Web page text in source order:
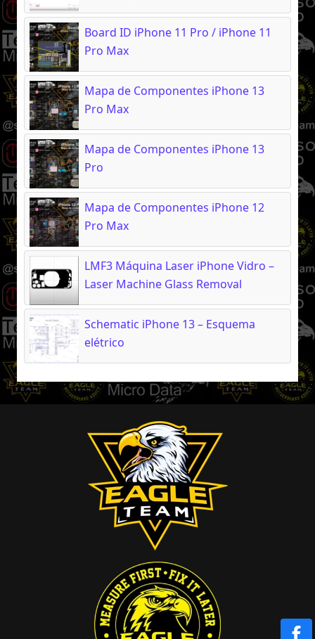
Board ID iPhone 11 Pro / iPhone 11
Pro Max
Mapa de Componentes iPhone 13
Pro Max
Mapa de Componentes iPhone 13
Pro
Mapa de Componentes iPhone 12
Pro Max
LMF3 Máquina Laser iPhone Vidro –
Laser Machine Glass Removal
Schematic iPhone 13 – Esquema
elétrico